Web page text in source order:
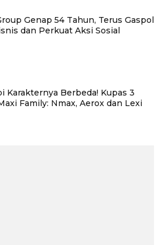
Genap 54 Tahun, Terus Gaspol
dan Perkuat Aksi Sosial
Karakternya Berbeda! Kupas 3
Family: Nmax, Aerox dan Lexi